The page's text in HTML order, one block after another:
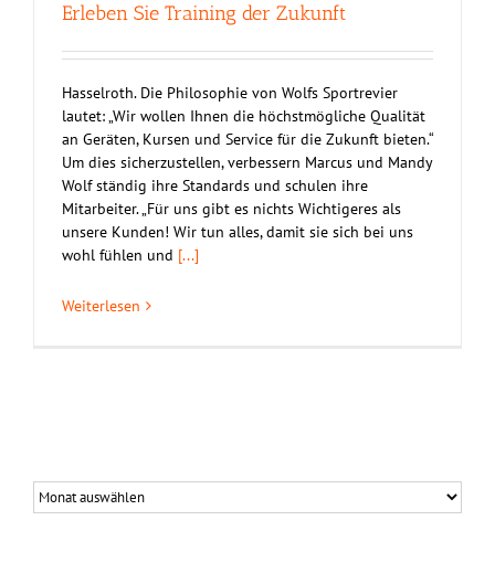
Erleben Sie Training der Zukunft
Hasselroth. Die Philosophie von Wolfs Sportrevier
lautet: „Wir wollen Ihnen die höchstmögliche Qualität
an Geräten, Kursen und Service für die Zukunft bieten.“
Um dies sicherzustellen, verbessern Marcus und Mandy
Wolf ständig ihre Standards und schulen ihre
Mitarbeiter. „Für uns gibt es nichts Wichtigeres als
unsere Kunden! Wir tun alles, damit sie sich bei uns
wohl fühlen und [...]
Weiterlesen